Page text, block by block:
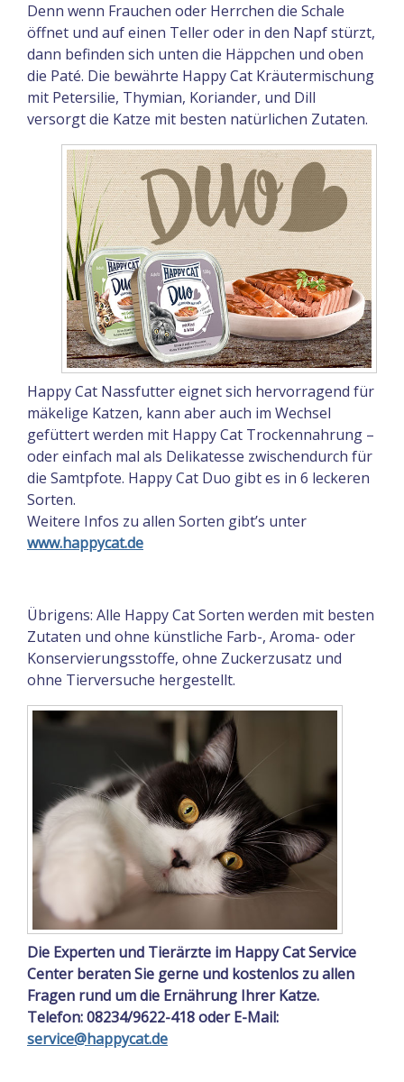
Denn wenn Frauchen oder Herrchen die Schale
öffnet und auf einen Teller oder in den Napf stürzt,
dann befinden sich unten die Häppchen und oben
die Paté. Die bewährte Happy Cat Kräutermischung
mit Petersilie, Thymian, Koriander, und Dill
versorgt die Katze mit besten natürlichen Zutaten.
Happy Cat Nassfutter eignet sich hervorragend für
mäkelige Katzen, kann aber auch im Wechsel
gefüttert werden mit Happy Cat Trockennahrung –
oder einfach mal als Delikatesse zwischendurch für
die Samtpfote. Happy Cat Duo gibt es in 6 leckeren
Sorten.
Weitere Infos zu allen Sorten gibt’s unter
www.happycat.de
Übrigens: Alle Happy Cat Sorten werden mit besten
Zutaten und ohne künstliche Farb-, Aroma- oder
Konservierungsstoffe, ohne Zuckerzusatz und
ohne Tierversuche hergestellt.
Die Experten und Tierärzte im Happy Cat Service
Center beraten Sie gerne und kostenlos zu allen
Fragen rund um die Ernährung Ihrer Katze.
Telefon: 08234/9622-418 oder E-Mail:
service@happycat.de